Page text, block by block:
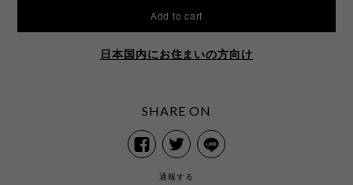
Add to cart
日本国内にお住まいの方向け
SHARE ON
通報する